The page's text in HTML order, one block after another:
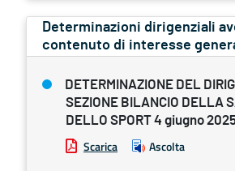
Determinazioni dirigenziali
contenuto di interesse
DETERMINAZIONE DEL
SEZIONE BILANCIO DELLA
DELLO SPORT 4 giugno
Scarica Ascolta